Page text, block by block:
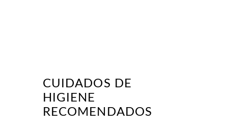
CUIDADOS DE
HIGIENE
RECOMENDADOS